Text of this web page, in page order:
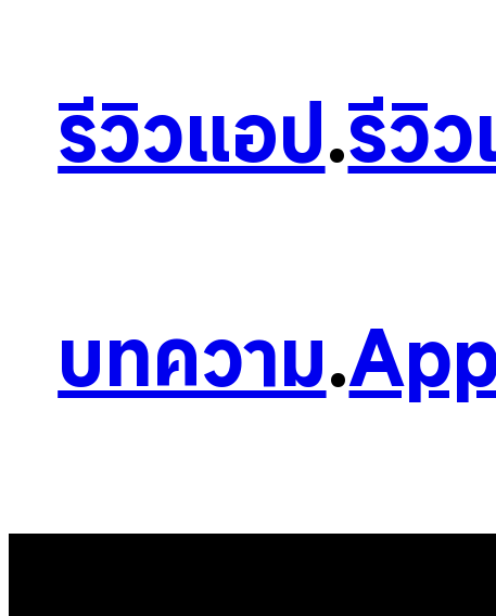
รีวิวแอป.รีวิ
บทความ.